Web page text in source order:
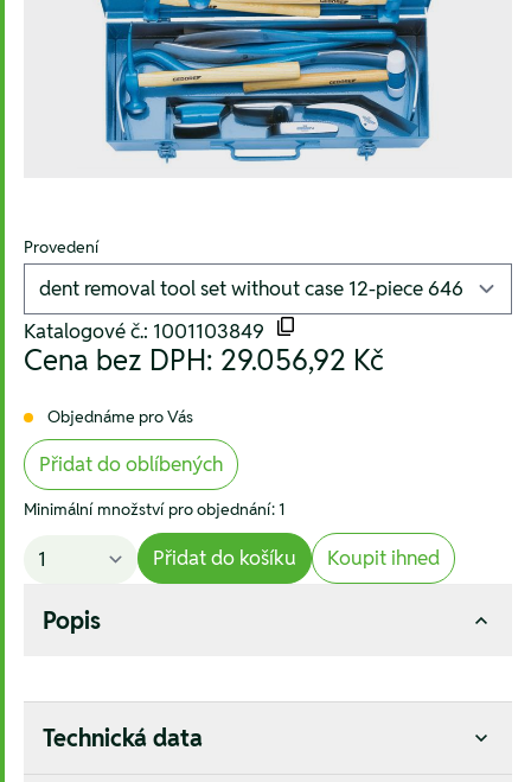
Provedení
Katalogové č.: 1001103849
Cena bez DPH: 29.056,92 Kč
Objednáme pro Vás
Přidat do oblíbených
Minimální množství pro objednání: 1
Přidat do košíku Koupit ihned
Popis
Technická data